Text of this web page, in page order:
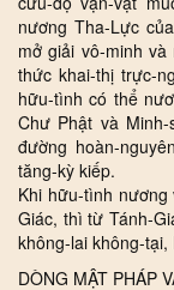
nương Tha-Lực
mở giải vô-minh
thức khai-thị trực-
hữu-tình có thể
Chư Phật và
đường hoàn-
tăng-kỳ kiếp.
Khi hữu-tình
Giác, thì từ Tánh-
không-lai không-
DÒNG MẬT PHÁP